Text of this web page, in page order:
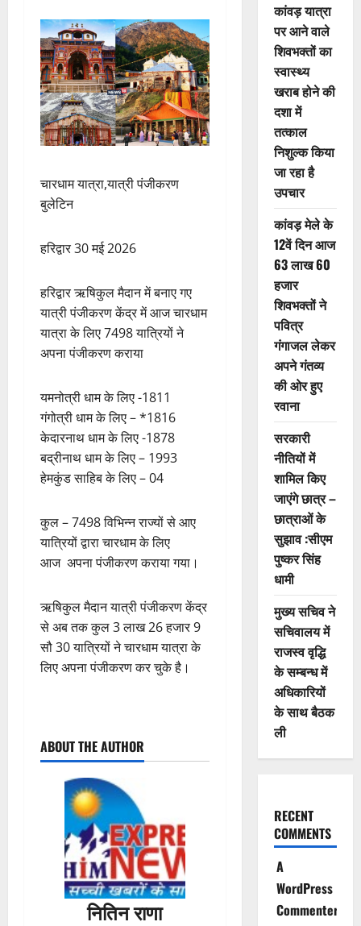
चारधाम यात्रा,यात्री पंजीकरण
बुलेटिन
हरिद्वार 30 मई 2026
हरिद्वार ऋषिकुल मैदान में बनाए गए
यात्री पंजीकरण केंद्र में आज चारधाम
यात्रा के लिए 7498 यात्रियों ने
अपना पंजीकरण कराया
यमनोत्री धाम के लिए -1811
गंगोत्री धाम के लिए – *1816
केदारनाथ धाम के लिए -1878
बद्रीनाथ धाम के लिए – 1993
हेमकुंड साहिब के लिए – 04
कुल – 7498 विभिन्न राज्यों से आए
यात्रियों द्वारा चारधाम के लिए
आज अपना पंजीकरण कराया गया।
ऋषिकुल मैदान यात्री पंजीकरण केंद्र
से अब तक कुल 3 लाख 26 हजार 9
सौ 30 यात्रियों ने चारधाम यात्रा के
लिए अपना पंजीकरण कर चुके है।
o
ABOUT THE AUTHOR
नितिन राणा
कांवड़ यात्रा
पर आने वाले
शिवभक्तों का
स्वास्थ्य
खराब होने की
दशा में
तत्काल
निशुल्क किया
जा रहा है
उपचार
कांवड़ मेले के
12वें दिन आज
63 लाख 60
हजार
शिवभक्तों ने
पवित्र
गंगाजल लेकर
अपने गंतव्य
की ओर हुए
रवाना
सरकारी
नीतियों में
शामिल किए
जाएंगे छात्र –
छात्राओं के
सुझाव :सीएम
पुष्कर सिंह
धामी
मुख्य सचिव ने
सचिवालय में
राजस्व वृद्धि
के सम्बन्ध में
अधिकारियों
के साथ बैठक
ली
RECENT
COMMENTS
A
WordPress
Commenter